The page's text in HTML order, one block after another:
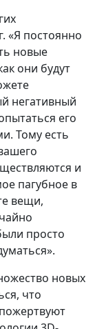
«Я постоянно
новые
они будут
негативный
его
Тому есть
и
пагубное в
вещи,
просто
новых
что